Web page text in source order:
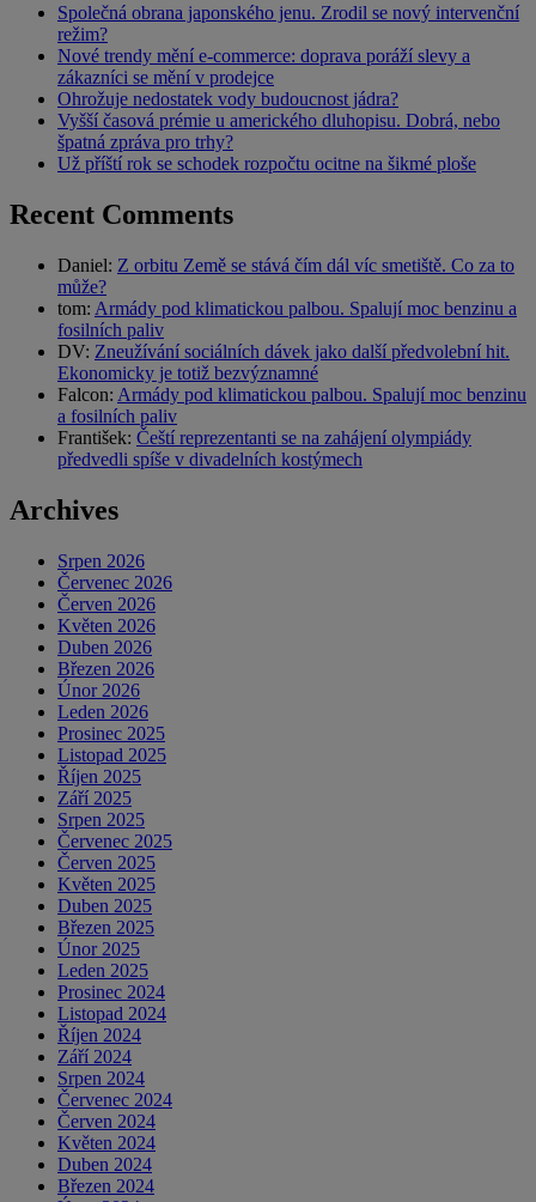
Společná obrana japonského jenu. Zrodil se nový intervenční
režim?
Nové trendy mění e-commerce: doprava poráží slevy a
zákazníci se mění v prodejce
Ohrožuje nedostatek vody budoucnost jádra?
Vyšší časová prémie u amerického dluhopisu. Dobrá, nebo
špatná zpráva pro trhy?
Už příští rok se schodek rozpočtu ocitne na šikmé ploše
Recent Comments
Daniel: Z orbitu Země se stává čím dál víc smetiště. Co za to
může?
tom: Armády pod klimatickou palbou. Spalují moc benzinu a
fosilních paliv
DV: Zneužívání sociálních dávek jako další předvolební hit.
Ekonomicky je totiž bezvýznamné
Falcon: Armády pod klimatickou palbou. Spalují moc benzinu
a fosilních paliv
František: Čeští reprezentanti se na zahájení olympiády
předvedli spíše v divadelních kostýmech
Archives
Srpen 2026
Červenec 2026
Červen 2026
Květen 2026
Duben 2026
Březen 2026
Únor 2026
Leden 2026
Prosinec 2025
Listopad 2025
Říjen 2025
Září 2025
Srpen 2025
Červenec 2025
Červen 2025
Květen 2025
Duben 2025
Březen 2025
Únor 2025
Leden 2025
Prosinec 2024
Listopad 2024
Říjen 2024
Září 2024
Srpen 2024
Červenec 2024
Červen 2024
Květen 2024
Duben 2024
Březen 2024